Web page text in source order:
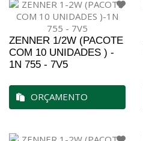
ZENNER 1/2W (PACOTE
COM 10 UNIDADES ) -
1N 755 - 7V5
ORÇAMENTO